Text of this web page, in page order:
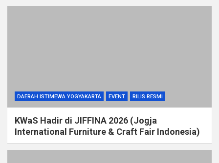
DAERAH ISTIMEWA YOGYAKARTA EVENT RILIS RESMI
KWaS Hadir di JIFFINA 2026 (Jogja
International Furniture & Craft Fair Indonesia)